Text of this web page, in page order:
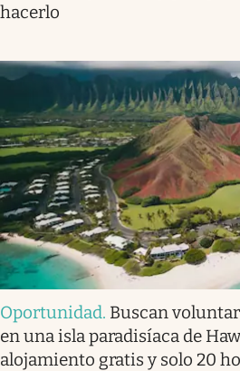
hacerlo
Oportunidad. Buscan
en una isla paradisíaca de
alojamiento gratis y solo 20